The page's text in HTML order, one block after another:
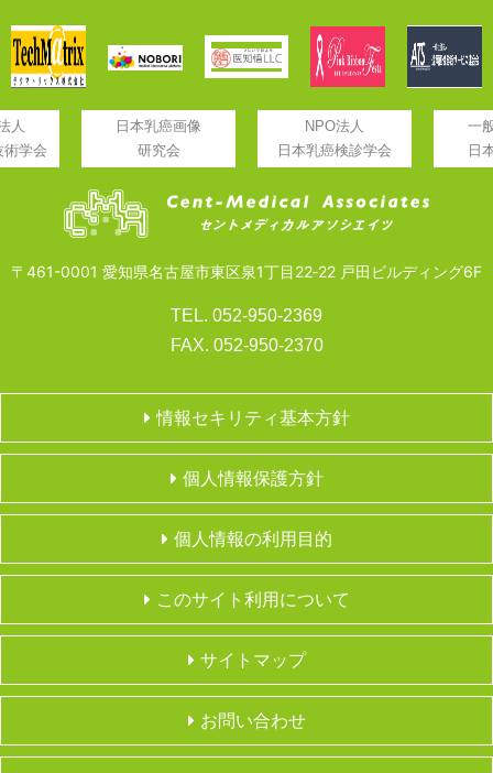
人
術学会
日本乳癌画像
研究会
NPO法人
日本乳癌検診学会
一
日
〒461-0001 愛知県名古屋市東区泉1丁目22‐22 戸田ビルディング6F
TEL. 052-950-2369
FAX. 052-950-2370
情報セキリティ基本方針
個人情報保護方針
個人情報の利用目的
このサイト利用について
サイトマップ
お問い合わせ